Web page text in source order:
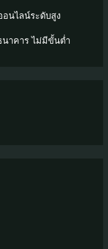
นไลน์ระดับสูง
าคาร ไม่มีขั้นต่ำ